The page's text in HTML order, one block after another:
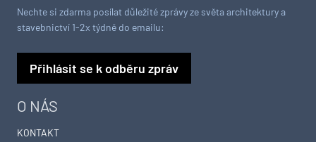
O NÁS
KONTAKT
Nechte si zdarma posílat důležité zprávy ze světa architektury a
stavebnictví 1-2x týdně do emailu:
Přihlásit se k odběru zpráv